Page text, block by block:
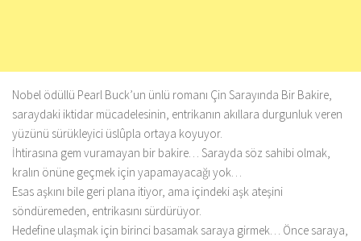
Nobel ödüllü Pearl Buck’un ünlü romanı Çin Sarayında Bir Bakire,
saraydaki iktidar mücadelesinin, entrikanın akıllara durgunluk veren
yüzünü sürükleyici üslûpla ortaya koyuyor.
İhtirasına gem vuramayan bir bakire… Sarayda söz sahibi olmak,
kralın önüne geçmek için yapamayacağı yok…
Esas aşkını bile geri plana itiyor, ama içindeki aşk ateşini
söndüremeden, entrikasını sürdürüyor.
Hedefine ulaşmak için birinci basamak saraya girmek… Önce saraya,